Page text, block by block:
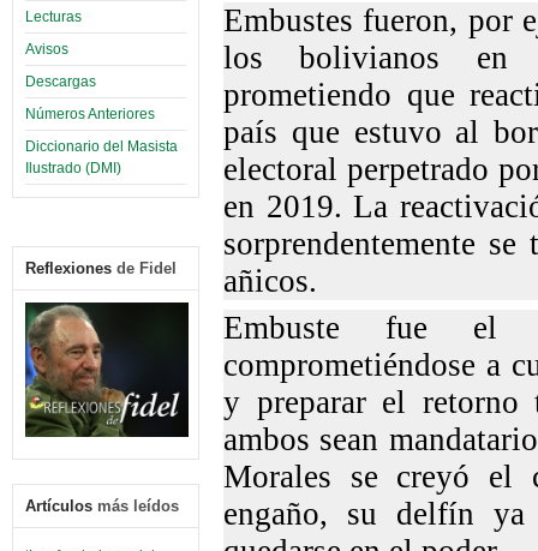
Lecturas
Avisos
Descargas
Números Anteriores
Diccionario del Masista
Ilustrado (DMI)
Reflexiones de Fidel
Artículos más leídos
Embustes fueron, por
los bolivianos en
prometiendo que
país que estuvo al
electoral perpetrado
en 2019. La
sorprendentemente
añicos.
Embuste fue el
comprometiéndose a
y preparar el
ambos sean
Morales se creyó el
engaño, su delfín ya